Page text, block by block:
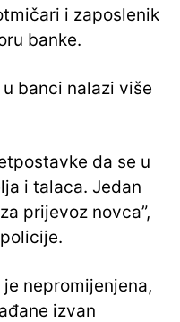
i zaposlenik
banke.
banci nalazi više
da se u
i talaca. Jedan
prijevoz novca”,
nepromijenjena,
izvan